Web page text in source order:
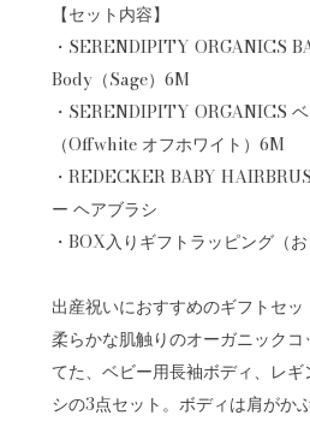
【セット内容】
・SERENDIPITY ORGANICS
Body（Sage）6M
・SERENDIPITY ORGANICS
（Offwhite オフホワイト）6M
・REDECKER BABY
ー ヘアブラシ
・BOX入りギフトラッピング（お
出産祝いにおすすめのギフトセッ
柔らかな肌触りのオーガニック
てた、ベビー用長袖ボディ、レ
シの3点セット。ボディは肩がか